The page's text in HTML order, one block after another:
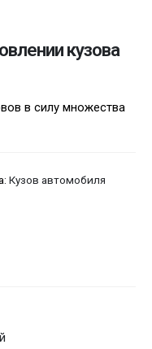
кузова
в силу множества
Кузов автомобиля